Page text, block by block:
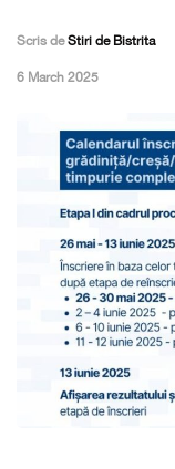
Scris deStiri de Bistrita
,6 March 2025